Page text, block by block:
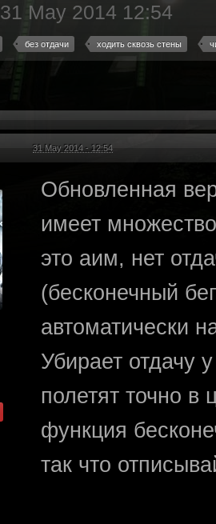
31 May 2014 12:54
без отдачи ходить сквозь стены
31 May 2014 - 12:54
Обновленная
имеет
это аим, нет
(бесконечный
автоматически
Убирает отдачу
полетят точно в
функция
так что